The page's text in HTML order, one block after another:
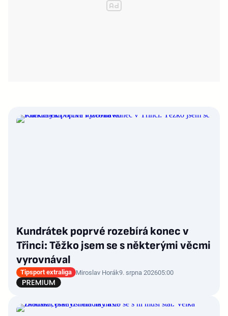
Kundrátek poprvé rozebírá konec v
Třinci: Těžko jsem se s některými věcmi
vyrovnával
Tipsport extraliga Miroslav Horák9. srpna 202605:00